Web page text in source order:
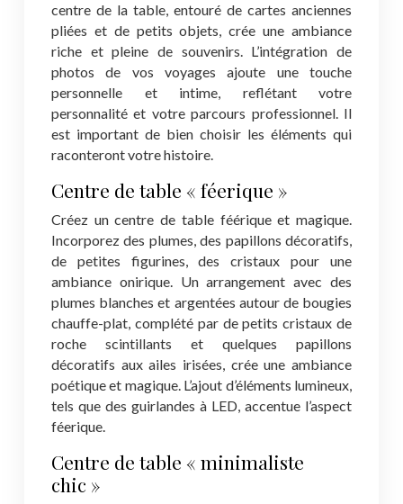
centre de la table, entouré de cartes anciennes
pliées et de petits objets, crée une ambiance
riche et pleine de souvenirs. L’intégration de
photos de vos voyages ajoute une touche
personnelle et intime, reflétant votre
personnalité et votre parcours professionnel. Il
est important de bien choisir les éléments qui
raconteront votre histoire.
Centre de table « féerique »
Créez un centre de table féérique et magique.
Incorporez des plumes, des papillons décoratifs,
de petites figurines, des cristaux pour une
ambiance onirique. Un arrangement avec des
plumes blanches et argentées autour de bougies
chauffe-plat, complété par de petits cristaux de
roche scintillants et quelques papillons
décoratifs aux ailes irisées, crée une ambiance
poétique et magique. L’ajout d’éléments lumineux,
tels que des guirlandes à LED, accentue l’aspect
féerique.
Centre de table « minimaliste
chic »